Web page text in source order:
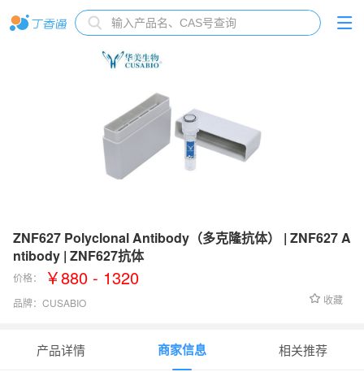
ZNF627 Polyclonal Antibody（多克隆抗体） | ZNF627 A
ntibody | ZNF627抗体
价格： ￥880 - 1320
品牌： CUSABIO 收藏
产品详情 商家信息 相关推荐